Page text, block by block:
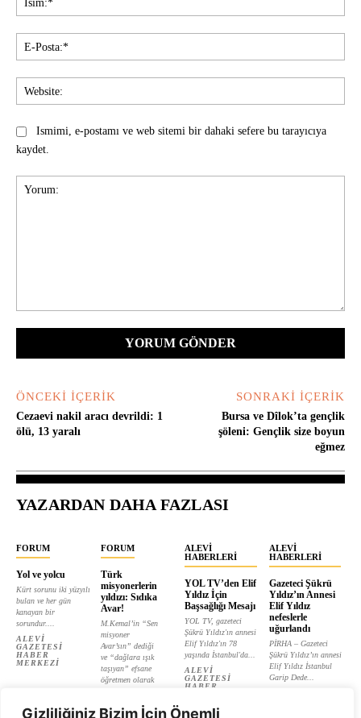
Gizliliğiniz Bizim İçin Önemli
Ismimi, e-postamı ve web sitemi bir dahaki sefere bu tarayıcıya
kaydet.
ÖNCEKI İÇERIK
Cezaevi nakil aracı devrildi: 1
ölü, 13 yaralı
SONRAKI İÇERIK
Bursa ve Dîlok’ta gençlik
şöleni: Gençlik size boyun
eğmez
YAZARDAN DAHA FAZLASI
FORUM
Yol ve yolcu
Kürt sorunu iki yüzyılı
bulan ve her gün
kanayan bir
sorundur....
ALEVI
GAZETESI
HABER
MERKEZI
FORUM
Türk
misyonerlerin
yıldızı: Sıdıka
Avar!
M.Kemal’in “Sen
misyoner
Avar’sın” dediği
ve “dağlara ışık
taşıyan” efsane
öğretmen olarak
ALEVI
GAZETESI
ALEVI
HABERLERI
YOL TV’den Elif
Yıldız İçin
Başsağlığı Mesajı
YOL TV, gazeteci
Şükrü Yıldız'ın annesi
Elif Yıldız'ın 78
yaşında İstanbul'da...
ALEVI
GAZETESI
HABER
ALEVI
HABERLERI
Gazeteci Şükrü
Yıldız’ın Annesi
Elif Yıldız
nefeslerle
uğurlandı
PİRHA – Gazeteci
Şükrü Yıldız’ın annesi
Elif Yıldız İstanbul
Garip Dede...